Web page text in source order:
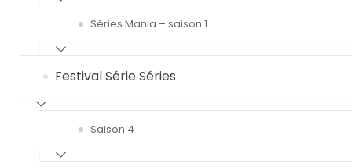
Séries Mania – saison 1
Festival Série Séries
Saison 4